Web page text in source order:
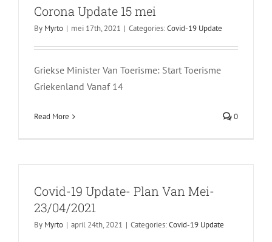
Corona Update 15 mei
By Myrto | mei 17th, 2021 | Categories:Covid-19 Update
Griekse Minister Van Toerisme: Start Toerisme
Griekenland Vanaf 14
Read More 0
Covid-19 Update- Plan Van Mei-
23/04/2021
By Myrto | april 24th, 2021 | Categories:Covid-19 Update